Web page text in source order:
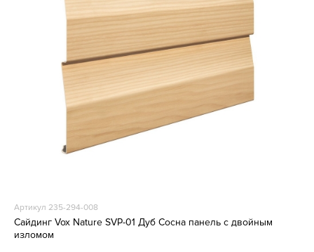
Артикул 235-294-008
Сайдинг Vox Nature SVP-01 Дуб Сосна панель с двойным
изломом